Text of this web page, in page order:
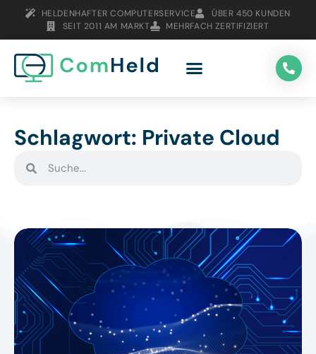
HELDENHAFTER COMPUTERSERVICE
ÜBER 450 KUNDEN
SEIT 2011 AM MARKT
MEHRFACH ZERTIFIZIERT
Schlagwort: Private Cloud